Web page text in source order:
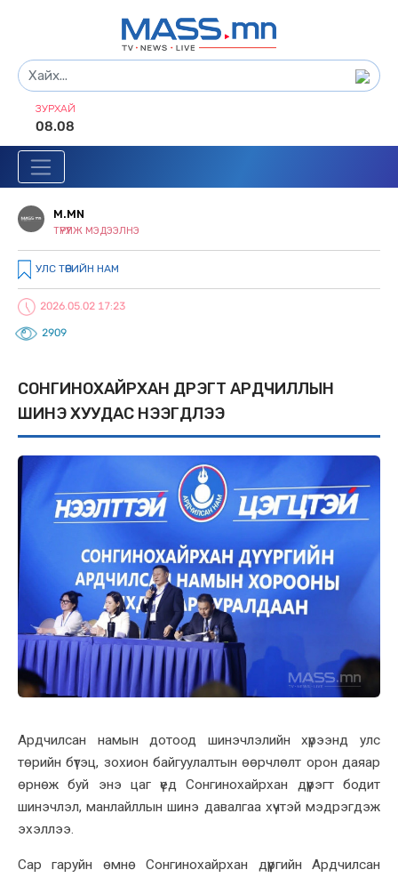
ЗУРХАЙ
08.08
M.MN
ТҮРҮҮЛЖ МЭДЭЭЛНЭ
УЛС ТӨРИЙН НАМ
2026.05.02 17:23
2909
СОНГИНОХАЙРХАН ДҮҮРЭГТ АРДЧИЛЛЫН
ШИНЭ ХУУДАС НЭЭГДЛЭЭ
Ардчилсан намын дотоод шинэчлэлийн хүрээнд улс
төрийн бүтэц, зохион байгуулалтын өөрчлөлт орон даяар
өрнөж буй энэ цаг үед Сонгинохайрхан дүүрэгт бодит
шинэчлэл, манлайллын шинэ давалгаа хүчтэй мэдрэгдэж
эхэллээ.
Сар гаруйн өмнө Сонгинохайрхан дүүргийн Ардчилсан